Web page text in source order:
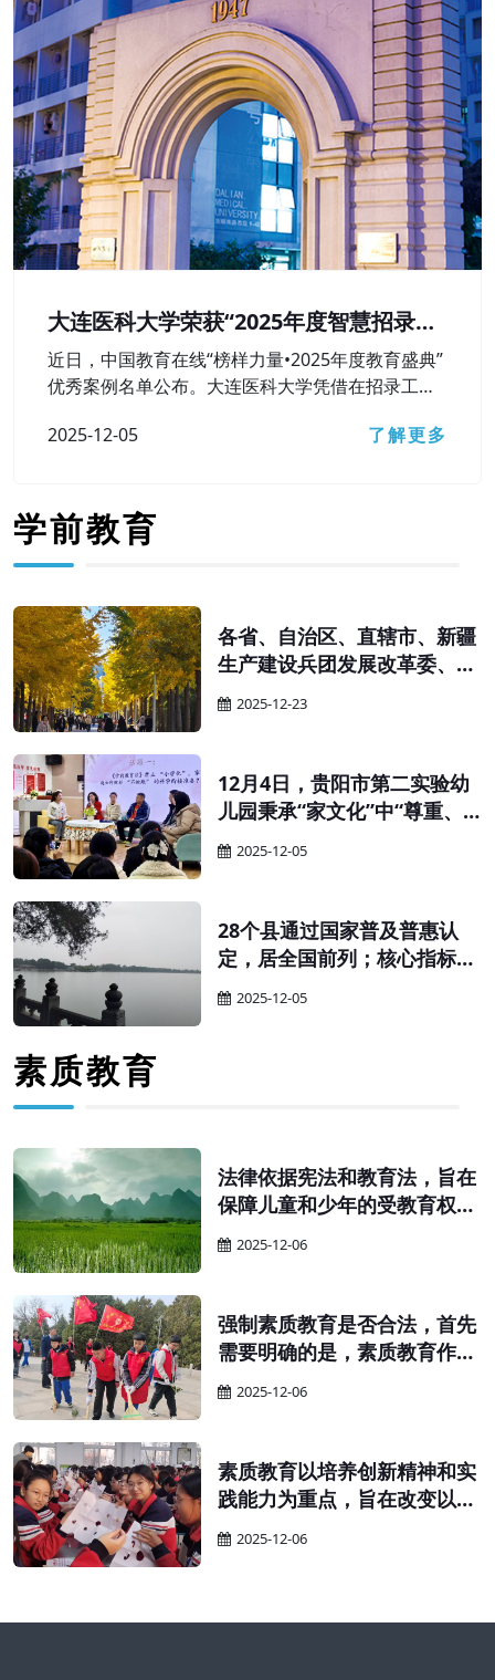
大连医科大学荣获“2025年度智慧招录较
好本科高校”奖
近日，中国教育在线“榜样力量•2025年度教育盛典”
优秀案例名单公布。大连医科大学凭借在招录工作
果，获评“2025年度智慧招录较好本科高校”荣誉称
2025-12-05 了解更多
学前教育
各省、自治区、直辖市、新疆
生产建设兵团发展改革委、教
育厅（教委、教育局）、财政
厅（局）：为贯彻落实《中华
好促进学前教育普及普惠安全
优质发展，有效降低人民群众
保育教育成本，完善生育支持
政策体系，经商国家卫生健康
有关事项通知如下。
2025-12-23
12月4日，贵阳市第二实验幼
儿园秉承“家文化”中“尊重、
和谐、互助”的核心特质，以
“科学幼小衔接”为核心，举办
“家”为纽带搭建高效沟通桥
梁，让科学衔接的理念与实践
经验在互动中碰撞共鸣，为幼
儿关键期成长筑牢坚实根基。
2025-12-05
28个县通过国家普及普惠认
定，居全国前列；核心指标连
续多年超全国平均水平——贵
州学前教育的“强势崛起”，绝
2025-12-05
素质教育
法律依据宪法和教育法，旨在
保障儿童和少年的受教育权
利，提高国民素质。 为保障适
龄儿童、少年接受义务教育的
施，并提升全民族的整体素
质，特依据宪法和教育法制定
本法。
2025-12-06
强制素质教育是否合法，首先
需要明确的是，素质教育作为
义务教育的一部分，其实施应
当遵循义务教育的相关规定。
2025-12-06
素质教育以培养创新精神和实
践能力为重点，旨在改变以往
只重视书本知识、忽视实践能
力的教育现象。在实施素质教
2025-12-06